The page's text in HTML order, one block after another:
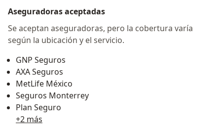
Aseguradoras aceptadas
Se aceptan aseguradoras, pero la cobertura varía
según la ubicación y el servicio.
GNP Seguros
AXA Seguros
MetLife México
Seguros Monterrey
Plan Seguro
+2 más